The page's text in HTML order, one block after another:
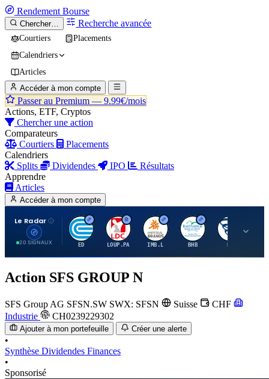
Rendement Bourse
Chercher… Recherche avancée
Courtiers
Placements
Calendriers
Articles
Accéder à mon compte
Passer au Premium — 9.99€/mois
Actions, ETF, Cryptos
Chercher une action
Comparateurs
Courtiers
Placements
Calendriers
Splits
Dividendes IPO
Résultats
Apprendre
Articles
Accéder à mon compte
Le Radar
20 SIGNAUX
C
ED
L
LOUP.PA
I
IMB.L
B
BHB
B
Action SFS GROUP N
SFS Group AG SFSN.SW SWX: SFSN Suisse
CHF
Industrie
CH0239229302
Ajouter à mon portefeuille Créer une alerte
•
Synthèse Dividendes Finances
•
Sponsorisé